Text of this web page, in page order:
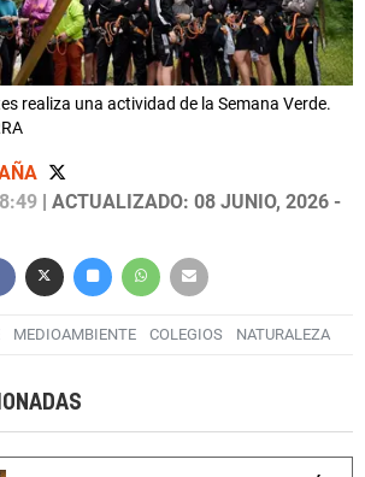
realiza una actividad de la Semana Verde.
| ACTUALIZADO: 08 JUNIO, 2026 -
MEDIOAMBIENTE COLEGIOS NATURALEZA